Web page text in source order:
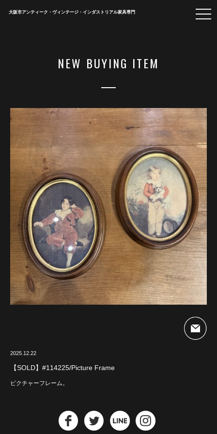
大阪市アンティーク・ヴィンテージ・インダストリアル家具専門
NEW BUYING ITEM
2025.12.22
【SOLD】#114225/Picture Frame
ピクチャーフレーム。